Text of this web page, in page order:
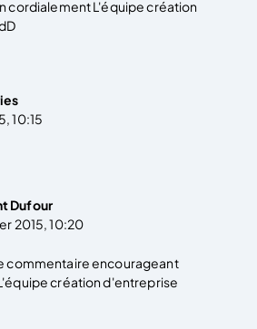
cordialement L'équipe création
10:15
Dufour
2015, 10:20
commentaire encourageant
création d'entreprise